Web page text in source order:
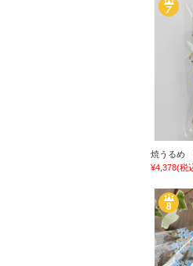
焼うるめ
¥4,378(税